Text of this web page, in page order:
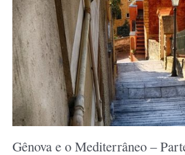
Gênova e o Mediterrâneo –